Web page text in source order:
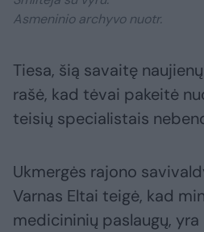
Asmeninio archyvo nuotr.
Tiesa, šią savaitę
rašė, kad tėvai pakeitė
teisių specialistais
Ukmergės rajono
Varnas Eltai teigė, kad
medicininių paslaugų,